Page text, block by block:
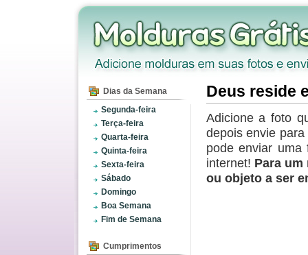
Dias da Semana
Segunda-feira
Terça-feira
Quarta-feira
Quinta-feira
Sexta-feira
Sábado
Domingo
Boa Semana
Fim de Semana
Cumprimentos
Deus reside
Adicione a foto
depois envie
pode enviar
internet! Para
ou objeto a ser